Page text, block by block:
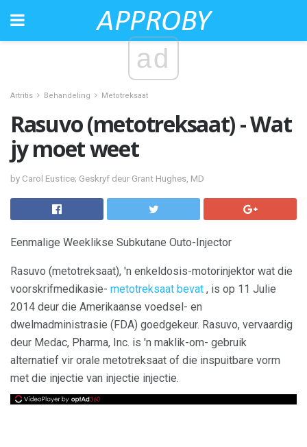
ad
Artritis Behandeling Metotreksaat
Rasuvo (metotreksaat) - Wat
jy moet weet
by Carol Eustice; Geskryf deur Grant Hughes, MD
Eenmalige Weeklikse Subkutane Outo-Injector
Rasuvo (metotreksaat), 'n enkeldosis-motorinjektor wat die
voorskrifmedikasie- metotreksaat bevat , is op 11 Julie
2014 deur die Amerikaanse voedsel- en
dwelmadministrasie (FDA) goedgekeur. Rasuvo, vervaardig
deur Medac, Pharma, Inc. is 'n maklik-om- gebruik
alternatief vir orale metotreksaat of die inspuitbare vorm
met die injectie van injectie injectie.